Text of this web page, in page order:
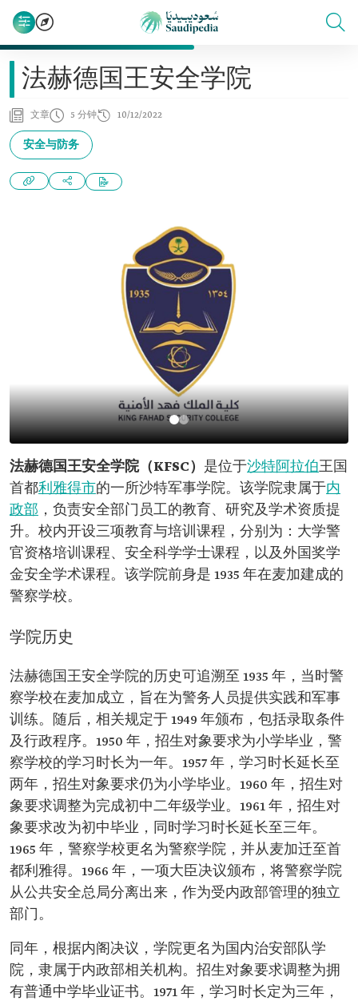
法赫德国王安全学院
文章 5 分钟 10/12/2022
安全与防务
法赫德国王安全学院（KFSC） 是位于沙特阿拉伯王国
首都利雅得市的一所沙特军事学院。该学院隶属于内
政部 ，负责安全部门员工的教育、研究及学术资质提
升。校内开设三项教育与培训课程，分别为：大学警
官资格培训课程、安全科学学士课程，以及外国奖学
金安全学术课程。该学院前身是 1935 年在麦加建成的
警察学校。
学院历史
法赫德国王安全学院的历史可追溯至 1935 年，当时警
察学校在麦加成立，旨在为警务人员提供实践和军事
训练。随后，相关规定于 1949 年颁布，包括录取条件
及行政程序。1950 年，招生对象要求为小学毕业，警
察学校的学习时长为一年。1957 年，学习时长延长至
两年，招生对象要求仍为小学毕业。1960 年，招生对
象要求调整为完成初中二年级学业。1961 年，招生对
象要求改为初中毕业，同时学习时长延长至三年。
1965 年，警察学校更名为警察学院，并从麦加迁至首
都利雅得。1966 年，一项大臣决议颁布，将警察学院
从公共安全总局分离出来，作为受内政部管理的独立
部门。
同年，根据内阁决议，学院更名为国内治安部队学
院，隶属于内政部相关机构。招生对象要求调整为拥
有普通中学毕业证书。1971 年，学习时长定为三年，